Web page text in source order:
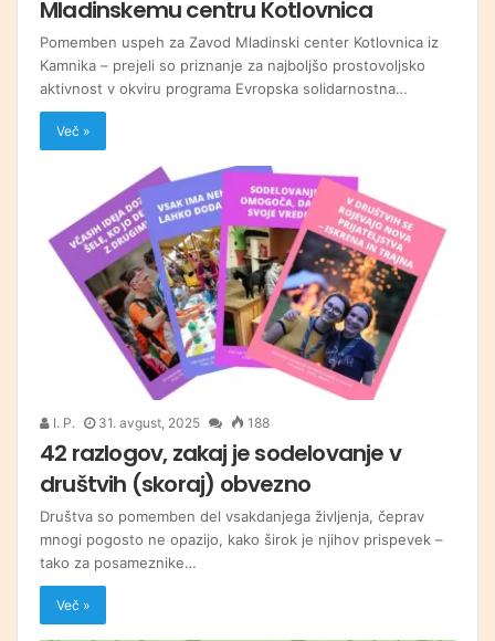
Mladinskemu centru Kotlovnica
Pomemben uspeh za Zavod Mladinski center Kotlovnica iz
Kamnika – prejeli so priznanje za najboljšo prostovoljsko
aktivnost v okviru programa Evropska solidarnostna…
Več »
I. P. 31. avgust, 2025 188
42 razlogov, zakaj je sodelovanje v
društvih (skoraj) obvezno
Društva so pomemben del vsakdanjega življenja, čeprav
mnogi pogosto ne opazijo, kako širok je njihov prispevek –
tako za posameznike…
Več »